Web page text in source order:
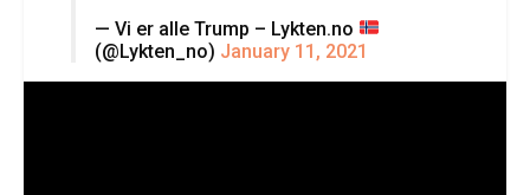
— Vi er alle Trump – Lykten.no
(@Lykten_no) January 11, 2021